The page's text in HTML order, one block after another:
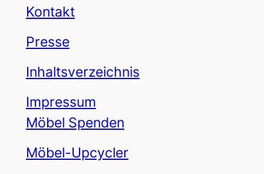
Kontakt
Presse
Inhaltsverzeichnis
Impressum
Möbel Spenden
Möbel-Upcycler